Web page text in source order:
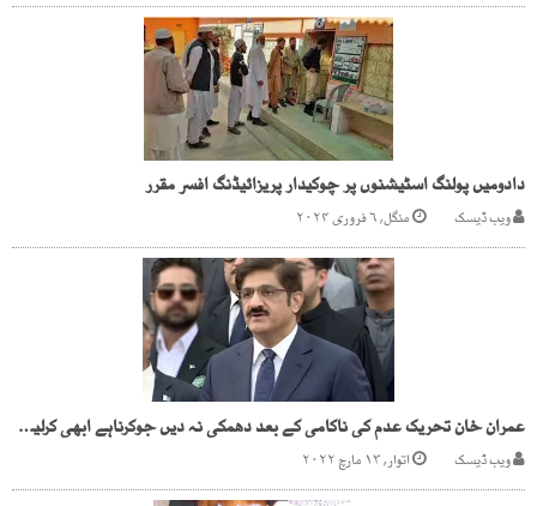
دادومیں پولنگ اسٹیشنوں پر چوکیدار پریزائیڈنگ افسر مقرر
ویب ڈیسک منگل, ۶ فروری ۲۰۲۴
عمران خان تحریک عدم کی ناکامی کے بعد دھمکی نہ دیں جوکرناہے ابھی کرلیں،مرادعلی شاہ
ویب ڈیسک اتوار, ۱۳ مارچ ۲۰۲۲